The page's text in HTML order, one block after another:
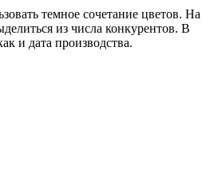
темное сочетание цветов. На
из числа конкурентов. В
и дата производства.